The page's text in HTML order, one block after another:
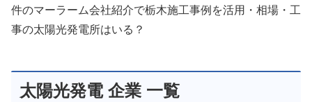
件のマーラーム会社紹介で栃木施工事例を活用・相場・工
事の太陽光発電所はいる？
太陽光発電 企業 一覧